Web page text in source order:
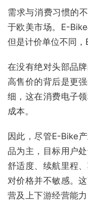
需求与消费习惯的
于欧美市场。E-
但是计价单位不同，
在没有绝对头部品
高售价的背后是更
细，这在消费电子
成本。
因此，尽管E-Bike
品为主，目标用户
舒适度、续航里程
对价格并不敏感。
营及上下游经营能